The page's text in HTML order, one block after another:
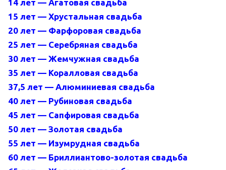
14 лет — Агатовая свадьба
15 лет — Хрустальная свадьба
20 лет — Фарфоровая свадьба
25 лет — Серебряная свадьба
30 лет — Жемчужная свадьба
35 лет — Коралловая свадьба
37,5 лет — Алюминиевая свадьба
40 лет — Рубиновая свадьба
45 лет — Сапфировая свадьба
50 лет — Золотая свадьба
55 лет — Изумрудная свадьба
60 лет — Бриллиантово-золотая свадьба